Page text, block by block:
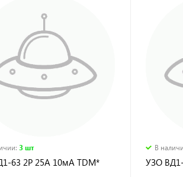
: 3 шт
63 2Р 25А 10мА TDM*
В
УЗО